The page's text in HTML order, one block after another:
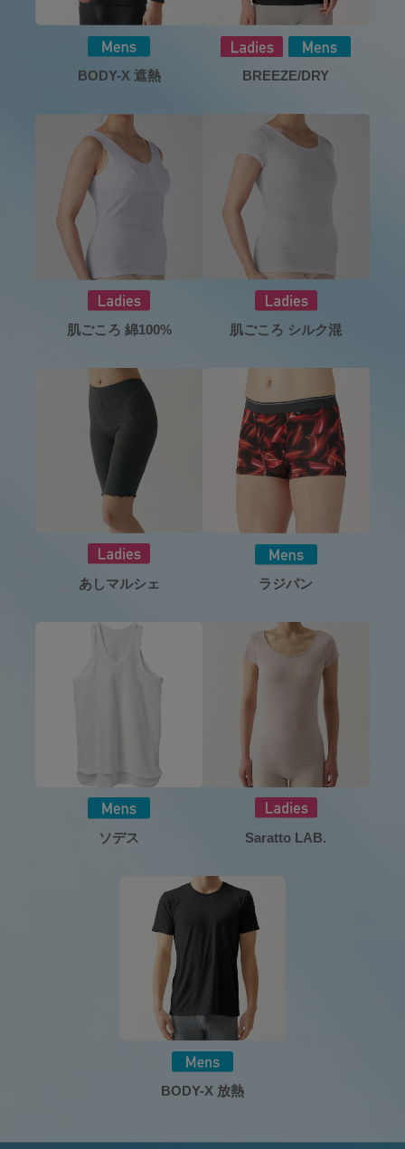
BODY-X 遮熱 BREEZE/DRY
肌ごころ 綿100% 肌ごころ シルク混
あしマルシェ ラジパン
ソデス Saratto LAB.
BODY-X 放熱